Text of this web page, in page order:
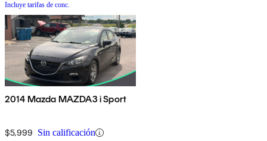
Incluye tarifas de conc.
2014 Mazda MAZDA3 i Sport
$5,999 Sin calificación